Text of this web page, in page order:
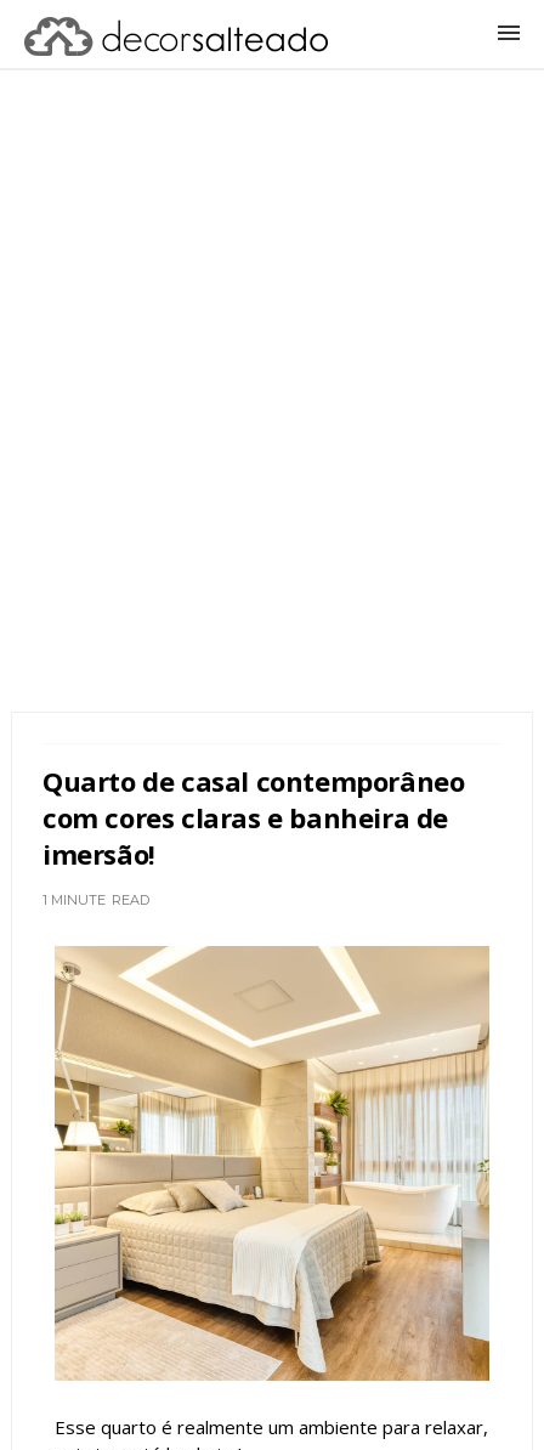
Quarto de casal contemporâneo
com cores claras e banheira de
imersão!
1 MINUTE READ
Esse quarto é realmente um ambiente para relaxar,